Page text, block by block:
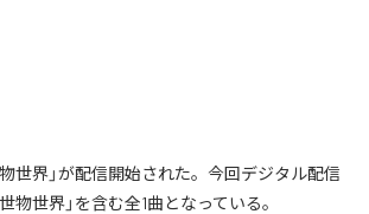
世界」が配信開始された。今回デジタル配信
物世界」を含む全1曲となっている。